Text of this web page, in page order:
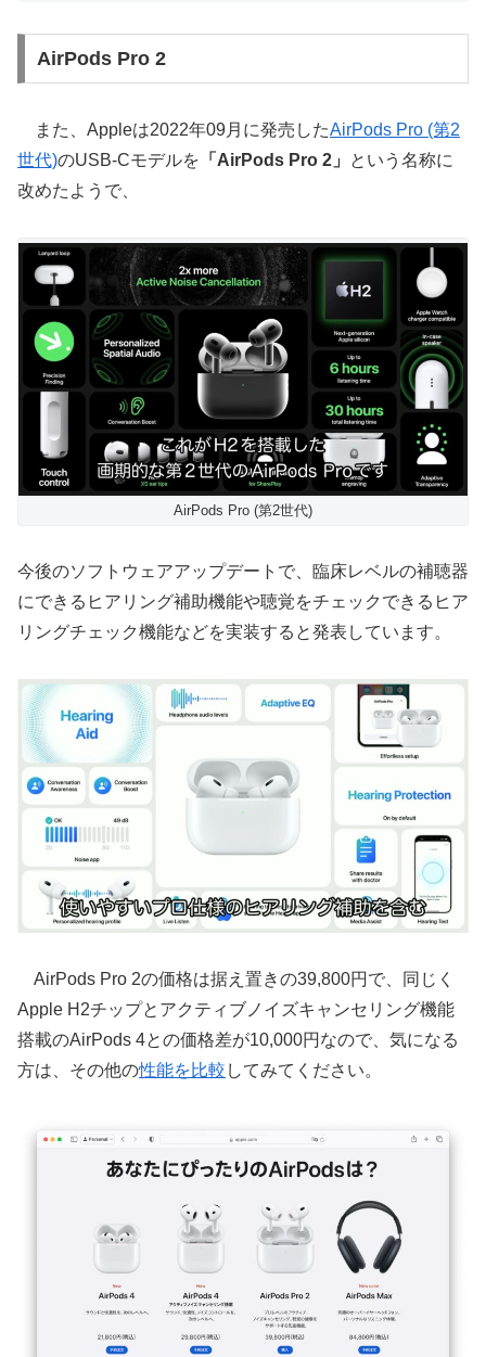
AirPods Pro 2
また、Appleは2022年09月に発売したAirPods Pro (第2
世代)のUSB-Cモデルを 「AirPods Pro 2」
という名称に
改めたようで、
AirPods Pro (第2世代)
今後のソフトウェアアップデートで、臨床レベルの補聴器
にできるヒアリング補助機能や聴覚をチェックできるヒア
リングチェック機能などを実装すると発表しています。
AirPods Pro 2の価格は据え置きの39,800円で、同じく
Apple H2チップとアクティブノイズキャンセリング機能
搭載のAirPods 4との価格差が10,000円なので、気になる
方は、その他の性能を比較 してみてください。